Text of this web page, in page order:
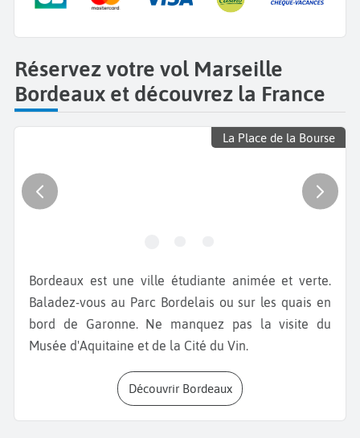
Réservez votre vol Marseille
Bordeaux et découvrez la France
La Place de la Bourse
Bordeaux est une ville étudiante animée et verte.
Baladez-vous au Parc Bordelais ou sur les quais en
bord de Garonne. Ne manquez pas la visite du
Musée d'Aquitaine et de la Cité du Vin.
Découvrir Bordeaux